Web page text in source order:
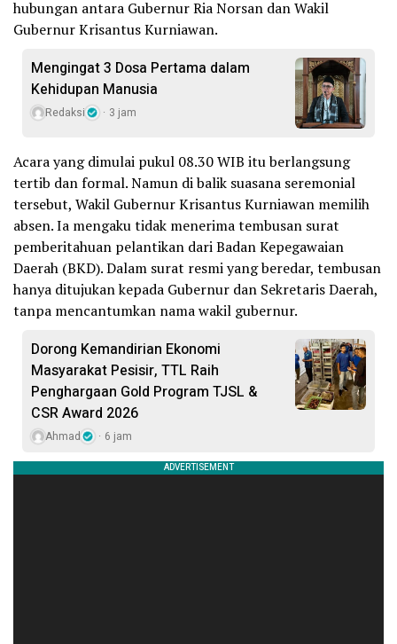
hubungan antara Gubernur Ria Norsan dan Wakil
Gubernur Krisantus Kurniawan.
Mengingat 3 Dosa Pertama dalam
Kehidupan Manusia
Redaksi 3 jam
Acara yang dimulai pukul 08.30 WIB itu berlangsung
tertib dan formal. Namun di balik suasana seremonial
tersebut, Wakil Gubernur Krisantus Kurniawan memilih
absen. Ia mengaku tidak menerima tembusan surat
pemberitahuan pelantikan dari Badan Kepegawaian
Daerah (BKD). Dalam surat resmi yang beredar, tembusan
hanya ditujukan kepada Gubernur dan Sekretaris Daerah,
tanpa mencantumkan nama wakil gubernur.
Dorong Kemandirian Ekonomi
Masyarakat Pesisir, TTL Raih
Penghargaan Gold Program TJSL &
CSR Award 2026
Ahmad 6 jam